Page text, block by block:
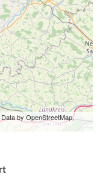
by OpenStreetMap,